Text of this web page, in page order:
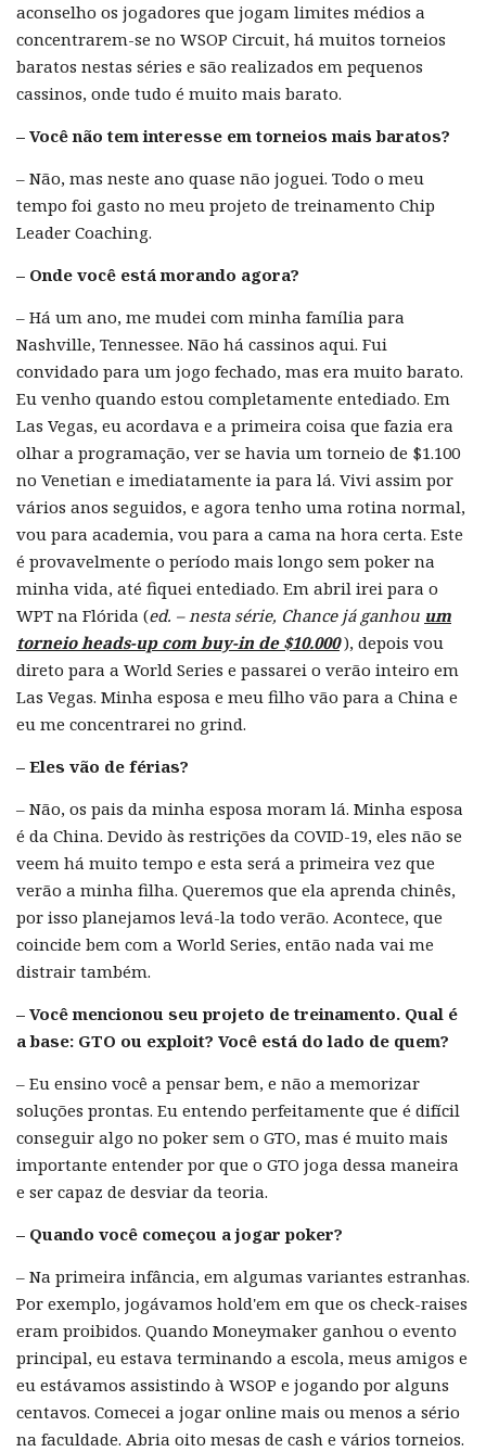
aconselho os jogadores que jogam limites médios a
concentrarem-se no WSOP Circuit, há muitos torneios
baratos nestas séries e são realizados em pequenos
cassinos, onde tudo é muito mais barato.
– Você não tem interesse em torneios mais baratos?
– Não, mas neste ano quase não joguei. Todo o meu
tempo foi gasto no meu projeto de treinamento Chip
Leader Coaching.
– Onde você está morando agora?
– Há um ano, me mudei com minha família para
Nashville, Tennessee. Não há cassinos aqui. Fui
convidado para um jogo fechado, mas era muito barato.
Eu venho quando estou completamente entediado. Em
Las Vegas, eu acordava e a primeira coisa que fazia era
olhar a programação, ver se havia um torneio de $1.100
no Venetian e imediatamente ia para lá. Vivi assim por
vários anos seguidos, e agora tenho uma rotina normal,
vou para academia, vou para a cama na hora certa. Este
é provavelmente o período mais longo sem poker na
minha vida, até fiquei entediado. Em abril irei para o
WPT na Flórida (ed. – nesta série, Chance já ganhou um
torneio heads-up com buy-in de $10.000), depois vou
direto para a World Series e passarei o verão inteiro em
Las Vegas. Minha esposa e meu filho vão para a China e
eu me concentrarei no grind.
– Eles vão de férias?
– Não, os pais da minha esposa moram lá. Minha esposa
é da China. Devido às restrições da COVID-19, eles não se
veem há muito tempo e esta será a primeira vez que
verão a minha filha. Queremos que ela aprenda chinês,
por isso planejamos levá-la todo verão. Acontece, que
coincide bem com a World Series, então nada vai me
distrair também.
– Você mencionou seu projeto de treinamento. Qual é
a base: GTO ou exploit? Você está do lado de quem?
– Eu ensino você a pensar bem, e não a memorizar
soluções prontas. Eu entendo perfeitamente que é difícil
conseguir algo no poker sem o GTO, mas é muito mais
importante entender por que o GTO joga dessa maneira
e ser capaz de desviar da teoria.
– Quando você começou a jogar poker?
– Na primeira infância, em algumas variantes estranhas.
Por exemplo, jogávamos hold'em em que os check-raises
eram proibidos. Quando Moneymaker ganhou o evento
principal, eu estava terminando a escola, meus amigos e
eu estávamos assistindo à WSOP e jogando por alguns
centavos. Comecei a jogar online mais ou menos a sério
na faculdade. Abria oito mesas de cash e vários torneios.